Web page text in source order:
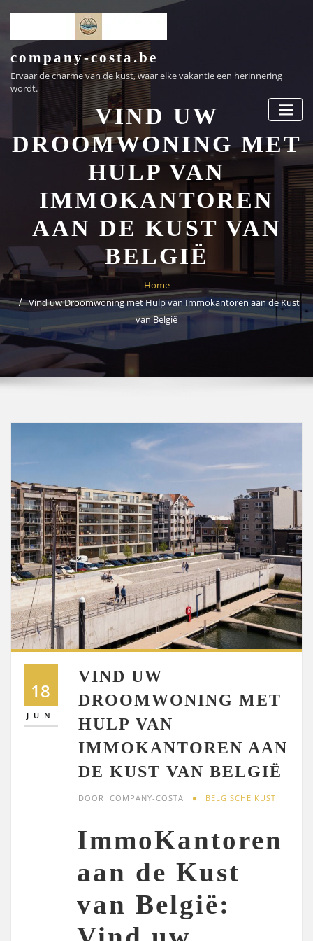
inhoud
company-costa.be
Ervaar de charme van de kust, waar elke vakantie een herinnering
wordt.
VIND UW
DROOMWONING MET
HULP VAN
IMMOKANTOREN
AAN DE KUST VAN
BELGIË
Home
Vind uw Droomwoning met Hulp van Immokantoren aan de Kust
van België
18
JUN
VIND UW
DROOMWONING MET
HULP VAN
IMMOKANTOREN AAN
DE KUST VAN BELGIË
DOOR COMPANY-COSTA BELGISCHE KUST
ImmoKantoren
aan de Kust
van België: